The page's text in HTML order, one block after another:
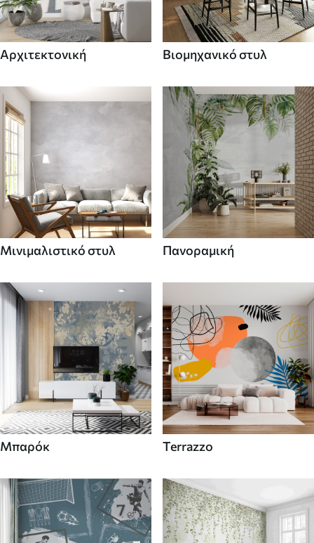
Αρχιτεκτονική Βιομηχανικό στυλ
Μινιμαλιστικό στυλ Πανοραμική
Μπαρόκ Terrazzo